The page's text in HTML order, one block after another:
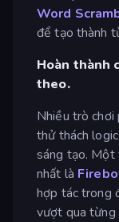
Word
để tạo thành
Hoàn thành
theo.
Nhiều trò
thử thách
sáng tạo. Một
nhất là
hợp tác trong
vượt qua từng